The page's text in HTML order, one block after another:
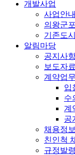
개발사업
사업안
의왕군
기존도
알림마당
공지사
보도자료
계약업무
입
수
계
공
채용정보
친인척
규정발령